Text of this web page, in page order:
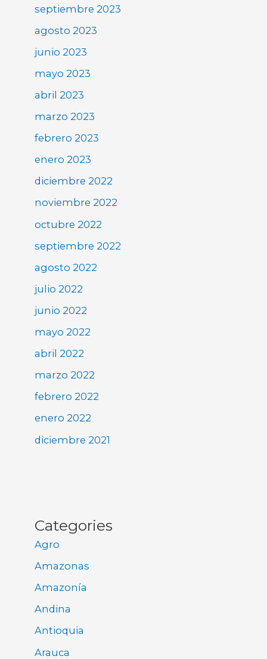
septiembre 2023
agosto 2023
junio 2023
mayo 2023
abril 2023
marzo 2023
febrero 2023
enero 2023
diciembre 2022
noviembre 2022
octubre 2022
septiembre 2022
agosto 2022
julio 2022
junio 2022
mayo 2022
abril 2022
marzo 2022
febrero 2022
enero 2022
diciembre 2021
Categories
Agro
Amazonas
Amazonía
Andina
Antioquia
Arauca